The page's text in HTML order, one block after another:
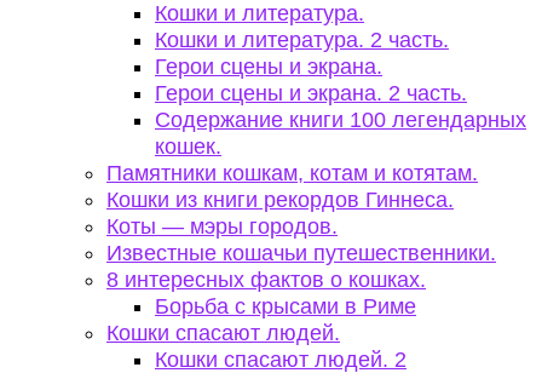
Кошки и литература.
Кошки и литература. 2 часть.
Герои сцены и экрана.
Герои сцены и экрана. 2 часть.
Содержание книги 100 легендарных
кошек.
Памятники кошкам, котам и котятам.
Кошки из книги рекордов Гиннеса.
Коты — мэры городов.
Известные кошачьи путешественники.
8 интересных фактов о кошках.
Борьба с крысами в Риме
Кошки спасают людей.
Кошки спасают людей. 2